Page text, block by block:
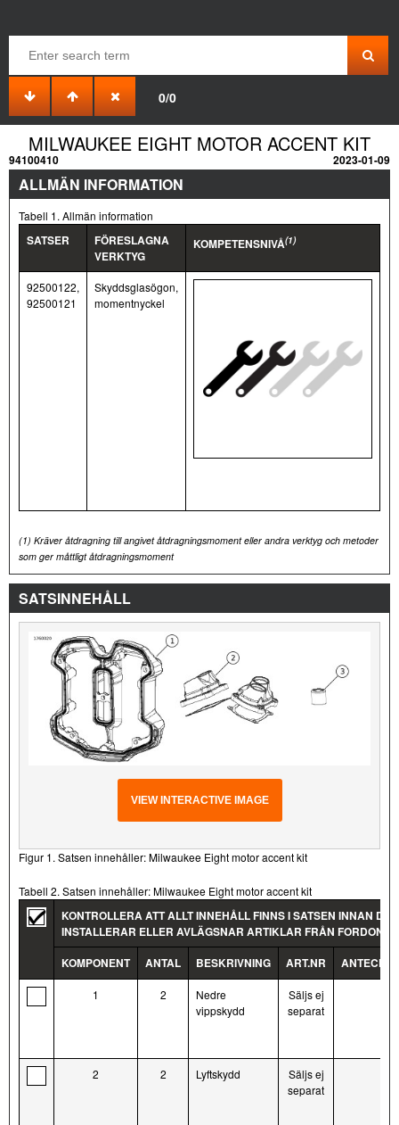
0/0
MILWAUKEE EIGHT MOTOR ACCENT KIT
94100410 2023-01-09
ALLMÄN INFORMATION
Tabell 1. Allmän information
SATSER
FÖRESLAGNA
VERKTYG
KOMPETENSNIVÅ(1)
92500122,
92500121
Skyddsglasögon,
momentnyckel
(1) Kräver åtdragning till angivet åtdragningsmoment eller andra verktyg och metoder
som ger måttligt åtdragningsmoment
SATSINNEHÅLL
VIEW INTERACTIVE IMAGE
Figur 1. Satsen innehåller: Milwaukee Eight motor accent kit
Tabell 2. Satsen innehåller: Milwaukee Eight motor accent kit
KONTROLLERA ATT ALLT INNEHÅLL FINNS I SATSEN INNAN DU
INSTALLERAR ELLER AVLÄGSNAR ARTIKLAR FRÅN FORDONET.
KOMPONENT
ANTAL BESKRIVNING ART.NR
1 2
Nedre
vippskydd
Säljs ej
separat
2 2 Lyftskydd
Säljs ej
separat